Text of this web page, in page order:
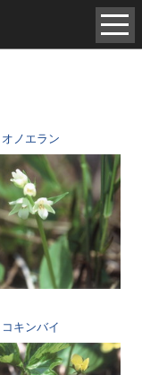
オノエラン
コキンバイ